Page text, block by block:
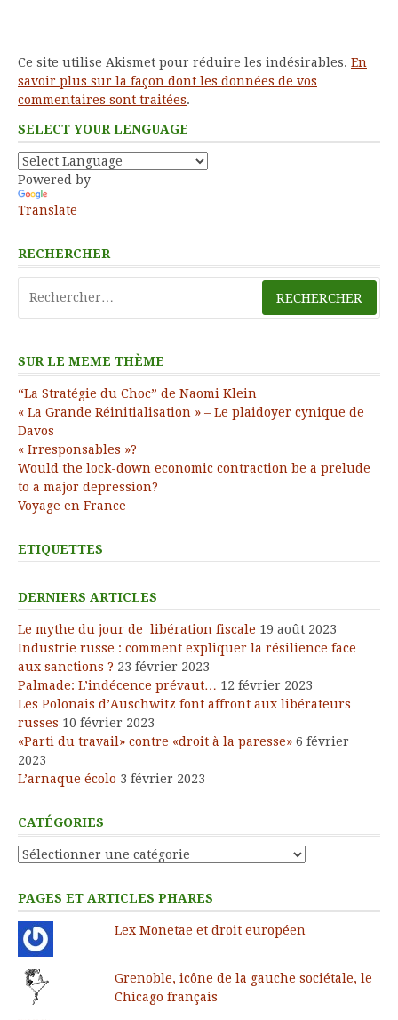
Ce site utilise Akismet pour réduire les indésirables. En
savoir plus sur la façon dont les données de vos
commentaires sont traitées.
SELECT YOUR LENGUAGE
Powered by
Translate
RECHERCHER
SUR LE MEME THÈME
“La Stratégie du Choc” de Naomi Klein
« La Grande Réinitialisation » – Le plaidoyer cynique de
Davos
« Irresponsables »?
Would the lock-down economic contraction be a prelude
to a major depression?
Voyage en France
ETIQUETTES
DERNIERS ARTICLES
Le mythe du jour de libération fiscale 19 août 2023
Industrie russe : comment expliquer la résilience face
aux sanctions ? 23 février 2023
Palmade: L’indécence prévaut… 12 février 2023
Les Polonais d’Auschwitz font affront aux libérateurs
russes 10 février 2023
«Parti du travail» contre «droit à la paresse» 6 février
2023
L’arnaque écolo 3 février 2023
CATÉGORIES
Catégories
PAGES ET ARTICLES PHARES
Lex Monetae et droit européen
Grenoble, icône de la gauche sociétale, le
Chicago français